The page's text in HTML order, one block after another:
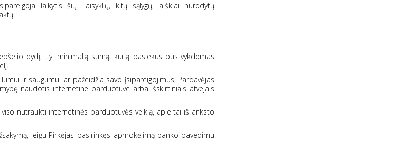
laikytis šių Taisyklių, kitų sąlygų, aiškiai nurodytų
dydį, t.y. minimalią sumą, kurią pasiekus bus vykdomas
ir saugumui ar pažeidžia savo įsipareigojimus, Pardavėjas
naudotis internetine parduotuve arba išskirtiniais atvejais
nutraukti internetinės parduotuvės veiklą, apie tai iš anksto
jeigu Pirkėjas pasirinkęs apmokėjimą banko pavedimu